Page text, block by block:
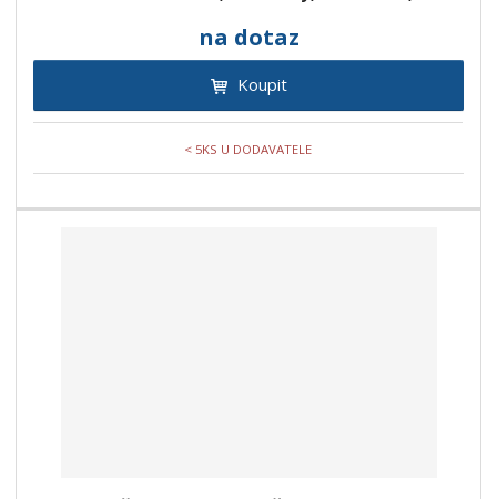
na dotaz
Koupit
< 5KS U DODAVATELE